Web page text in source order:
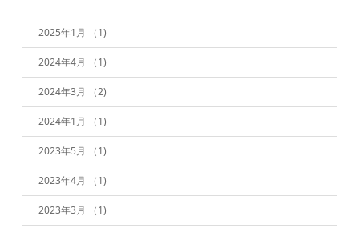
2025年1月 （1)
2024年4月 （1)
2024年3月 （2)
2024年1月 （1)
2023年5月 （1)
2023年4月 （1)
2023年3月 （1)